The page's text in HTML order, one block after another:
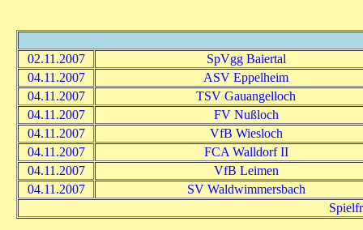
02.11.2007
SpVgg Baiertal
04.11.2007
ASV Eppelheim
04.11.2007
TSV Gauangelloch
04.11.2007
FV Nußloch
04.11.2007
VfB Wiesloch
04.11.2007
FCA Walldorf II
04.11.2007
VfB Leimen
04.11.2007
SV Waldwimmersbach